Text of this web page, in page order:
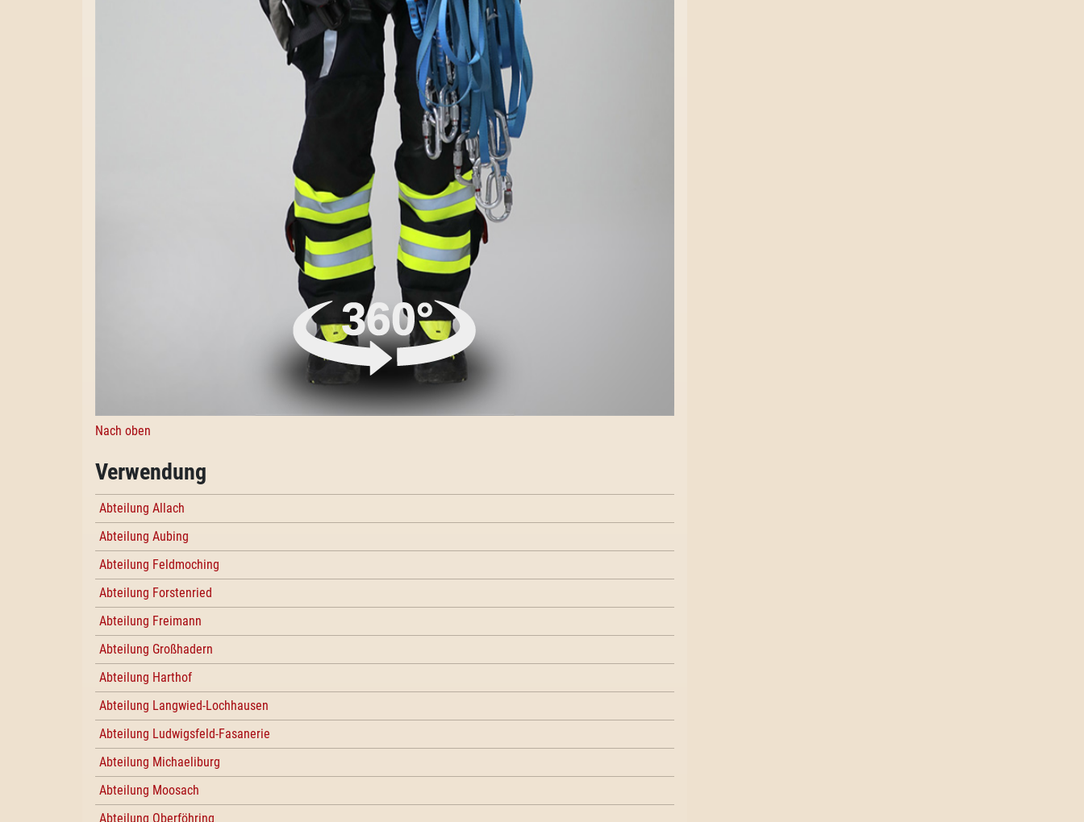
Nach oben
Verwendung
Abteilung Allach
Abteilung Aubing
Abteilung Feldmoching
Abteilung Forstenried
Abteilung Freimann
Abteilung Großhadern
Abteilung Harthof
Abteilung Langwied-Lochhausen
Abteilung Ludwigsfeld-Fasanerie
Abteilung Michaeliburg
Abteilung Moosach
Abteilung Oberföhring